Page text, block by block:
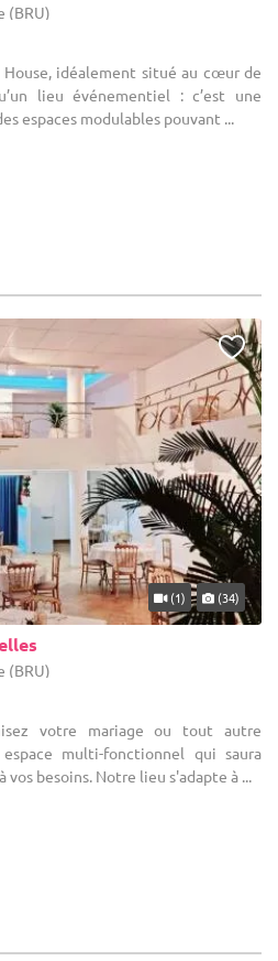
(BRU)
House, idéalement situé au cœur de
lieu événementiel : c’est une
espaces modulables pouvant ...
(1) (34)
(BRU)
votre mariage ou tout autre
multi-fonctionnel qui saura
vos besoins. Notre lieu s'adapte à ...